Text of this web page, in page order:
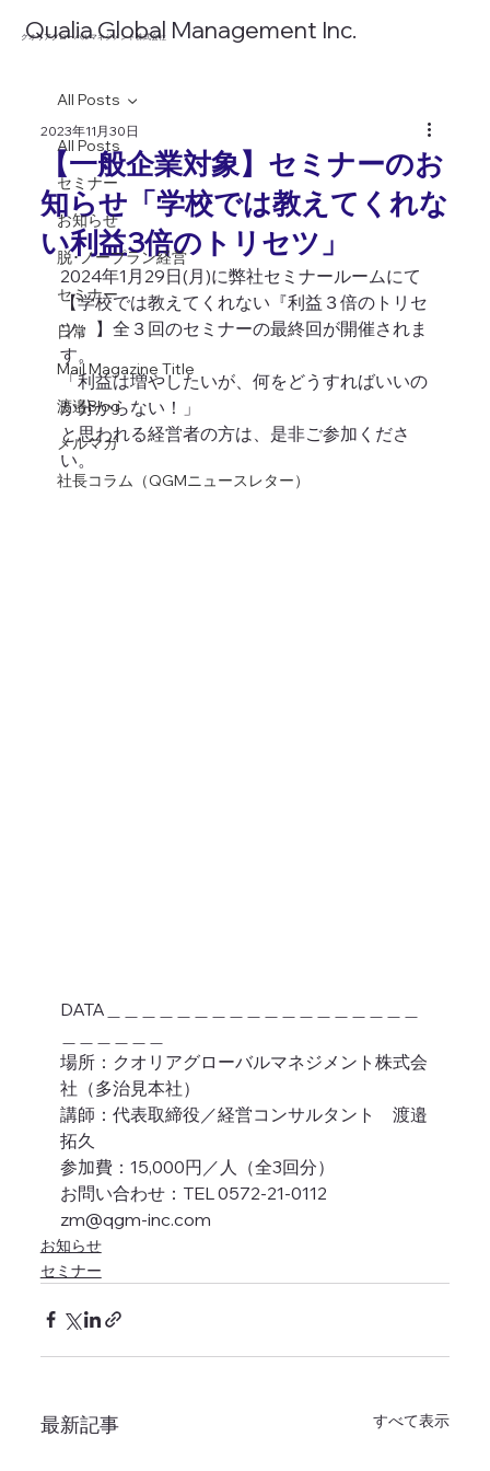
​クオリアグローバルマネジメント株式会社
​Qualia Global Management Inc.
All Posts
セミナー
お知らせ
脱･ノープラン経営
セミナー
日常
Mail Magazine Title
渡邉Blog
メルマガ
社長コラム（QGMニュースレター）
All Posts
【一般企業対象】セミナーのお
知らせ「学校では教えてくれな
い利益3倍のトリセツ」
2023年11月30日
2024年1月29日(月)に弊社セミナールームにて
【学校では教えてくれない『利益３倍のトリセ
ツ』】全３回のセミナーの最終回が開催されま
す。
「利益は増やしたいが、何をどうすればいいの
か分からない！」
と思われる経営者の方は、是非ご参加くださ
い。
DATA＿＿＿＿＿＿＿＿＿＿＿＿＿＿＿＿＿＿
場所：クオリアグローバルマネジメント株式会
社（多治見本社）
講師：代表取締役／経営コンサルタント　渡邉
拓久
参加費：15,000円／人（全3回分）
お問い合わせ：TEL 0572-21-0112
zm@qgm-inc.com
お知らせ
セミナー
最新記事 すべて表示